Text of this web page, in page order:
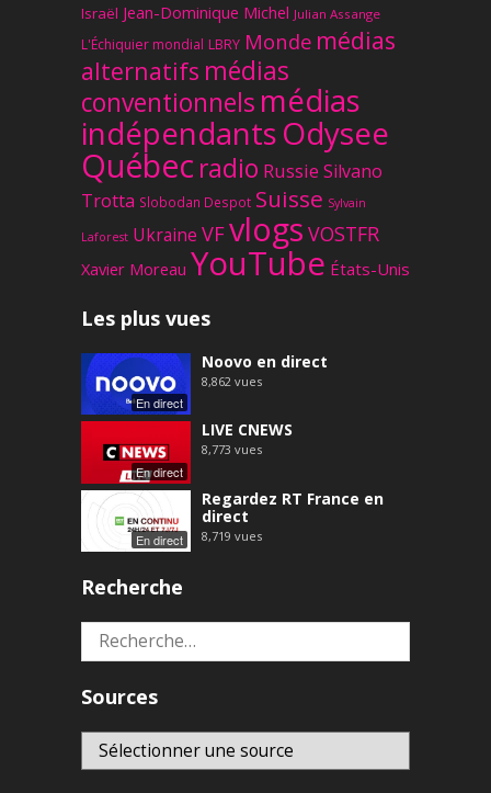
Israël Jean-Dominique Michel Julian Assange
L'Échiquier mondial LBRY Monde médias
alternatifs médias
conventionnels médias
indépendantsOdysee
Québec radio Russie Silvano
Trotta Slobodan Despot Suisse Sylvain
Laforest Ukraine VFvlogs VOSTFR
Xavier Moreau YouTube États-Unis
Les plus vues
En direct
Noovo en direct
8,862 vues
En direct
LIVE CNEWS
8,773 vues
En direct
Regardez RT France en
direct
8,719 vues
Recherche
Rechercher :
Sources